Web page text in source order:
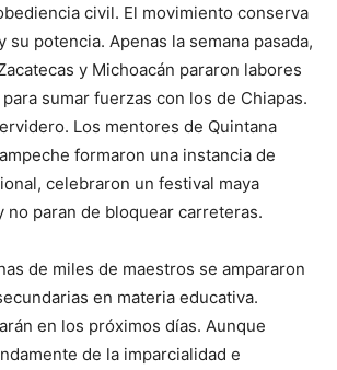
civil. El movimiento conserva
su potencia. Apenas la semana pasada,
y Michoacán pararon labores
sumar fuerzas con los de Chiapas.
Los mentores de Quintana
formaron una instancia de
celebraron un festival maya
no paran de bloquear carreteras.
de miles de maestros se ampararon
en materia educativa.
en los próximos días. Aunque
de la imparcialidad e